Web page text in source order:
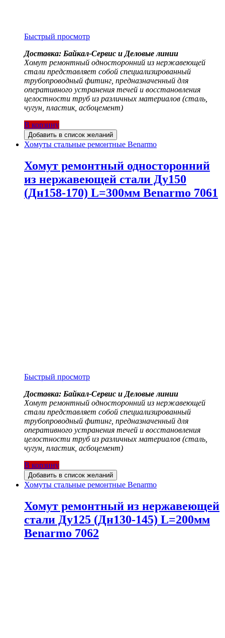
Быстрый просмотр
Доставка: Байкал-Сервис и Деловые линии
Хомут ремонтный односторонний из нержавеющей
стали представляет собой специализированный
трубопроводный фитинг, предназначенный для
оперативного устранения течей и восстановления
целостности труб из различных материалов (сталь,
чугун, пластик, асбоцемент)
В корзину
Добавить в список желаний
Хомуты стальные ремонтные Benarmo
Хомут ремонтный односторонний
из нержавеющей стали Ду150
(Дн158-170) L=300мм Benarmo 7061
Быстрый просмотр
Доставка: Байкал-Сервис и Деловые линии
Хомут ремонтный односторонний из нержавеющей
стали представляет собой специализированный
трубопроводный фитинг, предназначенный для
оперативного устранения течей и восстановления
целостности труб из различных материалов (сталь,
чугун, пластик, асбоцемент)
В корзину
Добавить в список желаний
Хомуты стальные ремонтные Benarmo
Хомут ремонтный из нержавеющей
стали Ду125 (Дн130-145) L=200мм
Benarmo 7062